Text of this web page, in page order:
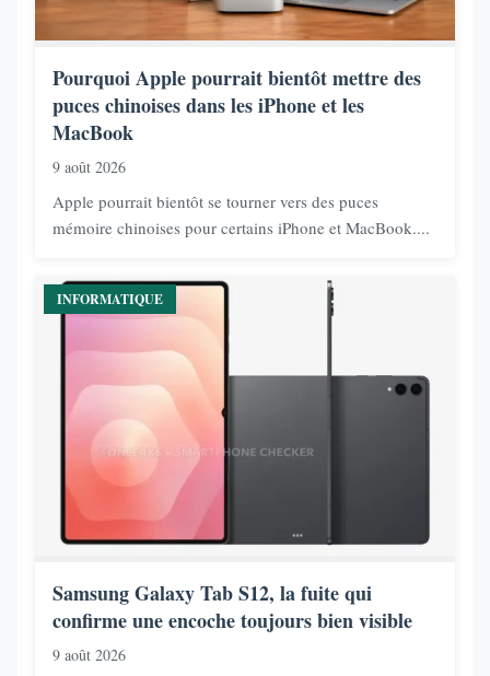
Pourquoi Apple pourrait bientôt mettre des
puces chinoises dans les iPhone et les
MacBook
9 août 2026
Apple pourrait bientôt se tourner vers des puces
mémoire chinoises pour certains iPhone et MacBook....
INFORMATIQUE
Samsung Galaxy Tab S12, la fuite qui
confirme une encoche toujours bien visible
9 août 2026